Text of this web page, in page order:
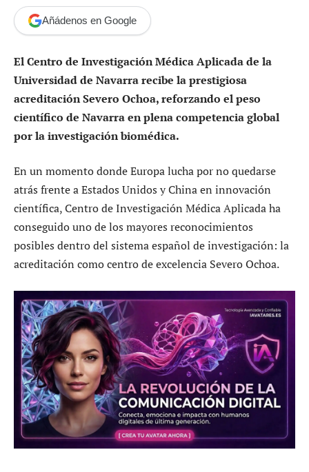
Añádenos en Google
El Centro de Investigación Médica Aplicada de la
Universidad de Navarra recibe la prestigiosa
acreditación Severo Ochoa, reforzando el peso
científico de Navarra en plena competencia global
por la investigación biomédica.
En un momento donde Europa lucha por no quedarse
atrás frente a Estados Unidos y China en innovación
científica, Centro de Investigación Médica Aplicada ha
conseguido uno de los mayores reconocimientos
posibles dentro del sistema español de investigación: la
acreditación como centro de excelencia Severo Ochoa.